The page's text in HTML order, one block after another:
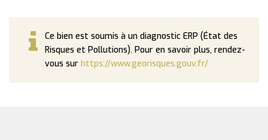
Ce bien est soumis à un diagnostic ERP (État des
Risques et Pollutions). Pour en savoir plus, rendez-
vous sur https://www.georisques.gouv.fr/